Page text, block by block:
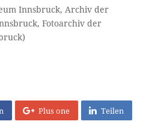
Innsbruck, Archiv der
Fotoarchiv der
Plus one Teilen